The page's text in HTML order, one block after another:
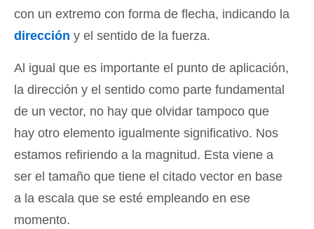
con un extremo con forma de flecha, indicando la
dirección y el sentido de la fuerza.
Al igual que es importante el punto de aplicación,
la dirección y el sentido como parte fundamental
de un vector, no hay que olvidar tampoco que
hay otro elemento igualmente significativo. Nos
estamos refiriendo a la magnitud. Esta viene a
ser el tamaño que tiene el citado vector en base
a la escala que se esté empleando en ese
momento.